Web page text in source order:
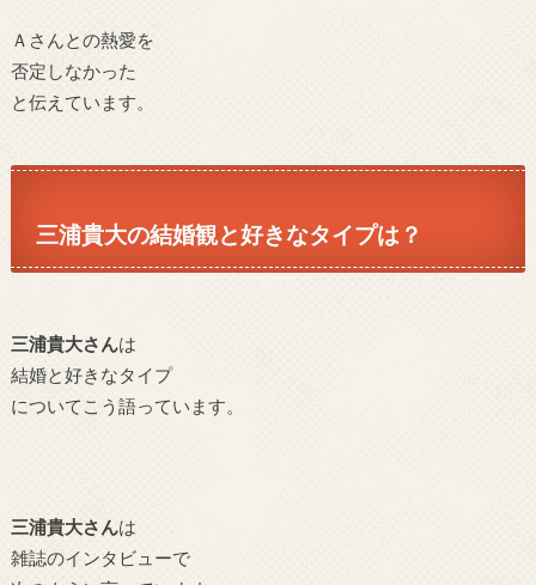
Ａさんとの熱愛を
否定しなかった
と伝えています。
三浦貴大の結婚観と好きなタイプは？
三浦貴大さんは
結婚と好きなタイプ
についてこう語っています。
三浦貴大さんは
雑誌のインタビューで